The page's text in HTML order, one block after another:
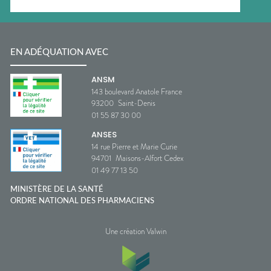
EN ADÉQUATION AVEC
ANSM
143 boulevard Anatole France
93200 Saint-Denis
01 55 87 30 00
ANSES
14 rue Pierre et Marie Curie
94701 Maisons-Alfort Cedex
01 49 77 13 50
MINISTÈRE DE LA SANTÉ
ORDRE NATIONAL DES PHARMACIENS
Une création Valwin